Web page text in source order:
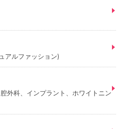
アルファッション
外科、インプラント、ホワイトニン